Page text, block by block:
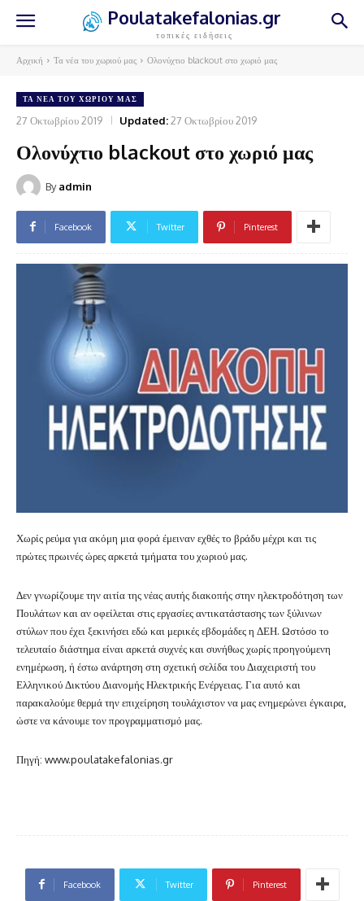
Poulatakefalonias.gr
τοπικές ειδήσεις
Αρχική Τα νέα του χωριού μας Ολονύχτιο blackout στο χωριό μας
ΤΑ ΝΈΑ ΤΟΥ ΧΩΡΙΟΎ ΜΑΣ
27 Οκτωβρίου 2019 Updated:27 Οκτωβρίου 2019
Ολονύχτιο blackout στο χωριό μας
By admin
Facebook Twitter Pinterest
Χωρίς ρεύμα για ακόμη μια φορά έμειναν εχθές το βράδυ μέχρι και τις
πρώτες πρωινές ώρες αρκετά τμήματα του χωριού μας.
Δεν γνωρίζουμε την αιτία της νέας αυτής διακοπής στην ηλεκτροδότηση των
Πουλάτων και αν οφείλεται στις εργασίες αντικατάστασης των ξύλινων
στύλων που έχει ξεκινήσει εδώ και μερικές εβδομάδες η ΔΕΗ. Ωστόσο το
τελευταίο διάστημα είναι αρκετά συχνές και συνήθως χωρίς προηγούμενη
ενημέρωση, ή έστω ανάρτηση στη σχετική σελίδα του Διαχειριστή του
Ελληνικού Δικτύου Διανομής Ηλεκτρικής Ενέργειας. Για αυτό και
παρακαλούμε θερμά την επιχείρηση τουλάχιστον να μας ενημερώνει έγκαιρα,
ώστε να κάνουμε τον προγραμματισμό μας.
Πηγή: www.poulatakefalonias.gr
Facebook Twitter Pinterest